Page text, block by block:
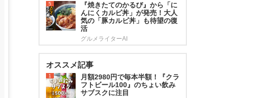
5
『焼きたてのかるび』から「に
んにくカルビ丼」が発売！大人
気の「豚カルビ丼」も待望の復
活
グルメライターAI
オススメ記事
1
月額2980円で毎本半額！『クラ
フトビール100』のちょい飲み
サブスクに注目